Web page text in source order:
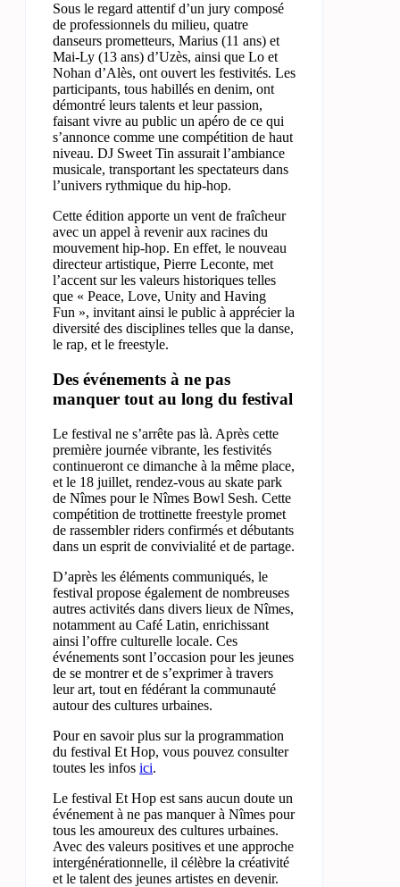
Sous le regard attentif d’un jury composé
de professionnels du milieu, quatre
danseurs prometteurs, Marius (11 ans) et
Mai-Ly (13 ans) d’Uzès, ainsi que Lo et
Nohan d’Alès, ont ouvert les festivités. Les
participants, tous habillés en denim, ont
démontré leurs talents et leur passion,
faisant vivre au public un apéro de ce qui
s’annonce comme une compétition de haut
niveau. DJ Sweet Tin assurait l’ambiance
musicale, transportant les spectateurs dans
l’univers rythmique du hip-hop.
Cette édition apporte un vent de fraîcheur
avec un appel à revenir aux racines du
mouvement hip-hop. En effet, le nouveau
directeur artistique, Pierre Leconte, met
l’accent sur les valeurs historiques telles
que « Peace, Love, Unity and Having
Fun », invitant ainsi le public à apprécier la
diversité des disciplines telles que la danse,
le rap, et le freestyle.
Des événements à ne pas
manquer tout au long du festival
Le festival ne s’arrête pas là. Après cette
première journée vibrante, les festivités
continueront ce dimanche à la même place,
et le 18 juillet, rendez-vous au skate park
de Nîmes pour le Nîmes Bowl Sesh. Cette
compétition de trottinette freestyle promet
de rassembler riders confirmés et débutants
dans un esprit de convivialité et de partage.
D’après les éléments communiqués, le
festival propose également de nombreuses
autres activités dans divers lieux de Nîmes,
notamment au Café Latin, enrichissant
ainsi l’offre culturelle locale. Ces
événements sont l’occasion pour les jeunes
de se montrer et de s’exprimer à travers
leur art, tout en fédérant la communauté
autour des cultures urbaines.
Pour en savoir plus sur la programmation
du festival Et Hop, vous pouvez consulter
toutes les infos ici.
Le festival Et Hop est sans aucun doute un
événement à ne pas manquer à Nîmes pour
tous les amoureux des cultures urbaines.
Avec des valeurs positives et une approche
intergénérationnelle, il célèbre la créativité
et le talent des jeunes artistes en devenir.